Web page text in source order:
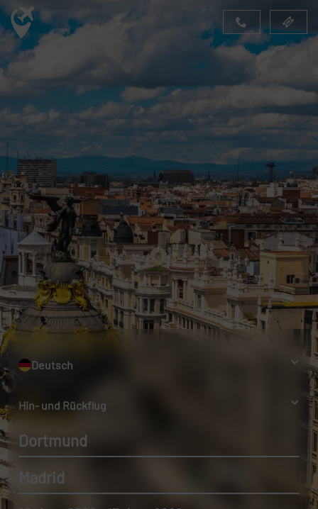
Deutsch
Hin- und Rückflug
Dortmund
Madrid